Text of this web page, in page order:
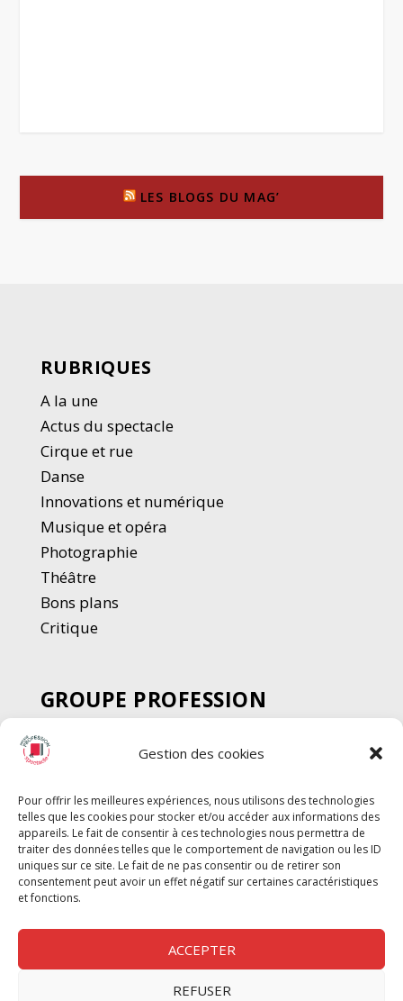
Gestion des cookies
Pour offrir les meilleures expériences, nous utilisons des technologies
telles que les cookies pour stocker et/ou accéder aux informations des
appareils. Le fait de consentir à ces technologies nous permettra de
traiter des données telles que le comportement de navigation ou les ID
uniques sur ce site. Le fait de ne pas consentir ou de retirer son
consentement peut avoir un effet négatif sur certaines caractéristiques
et fonctions.
ACCEPTER
REFUSER
LES BLOGS DU MAG’
RUBRIQUES
A la une
Actus du spectacle
Cirque et rue
Danse
Innovations et numérique
Musique et opéra
Photographie
Théâtre
Bons plans
Critique
GROUPE PROFESSION
SPECTACLE
Chèque Intermittents
Chèque Compta
Chèque Emploi Spectacle
G-Pods
Profession Audio-visuel